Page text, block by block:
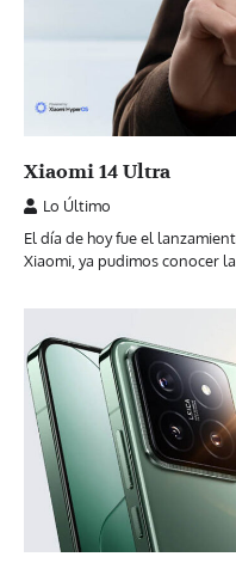
Xiaomi 14 Ultra
Lo Último
El día de hoy fue el
Xiaomi, ya pudimos conocer